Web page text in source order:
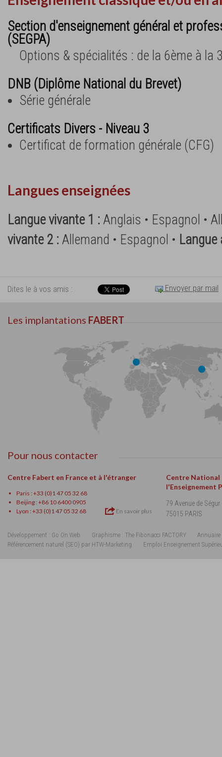
Section d'enseignement général et
(SEGPA)
Options & spécialités : de la 6ème à la
DNB (Diplôme National du Brevet)
Série générale
Certificats Divers - Niveau 3
Certificat de formation générale (CFG)
Langues enseignées
Langue vivante 1 :Anglais • Espagnol •
vivante 2 :Allemand • Espagnol •
Dites le à vos amis : Envoyer par mail
Les implantations FABERT
Pour nous contacter
Centre Fabert en France et à l'étranger
Paris : +33 (0)1 47 05 32 68
Beijing : +86 10 6400 0905
Lyon : +33 (0)1 47 05 32 68
En savoir plus
Centre National
l'Enseignement
79 Avenue de Ségur
75015 PARIS
Développement : Go On Web Graphisme : The Fibonacci FACTORY
Annuaire
Référencement naturel (SEO) par HTW-Marketing
Emploi Enseignement